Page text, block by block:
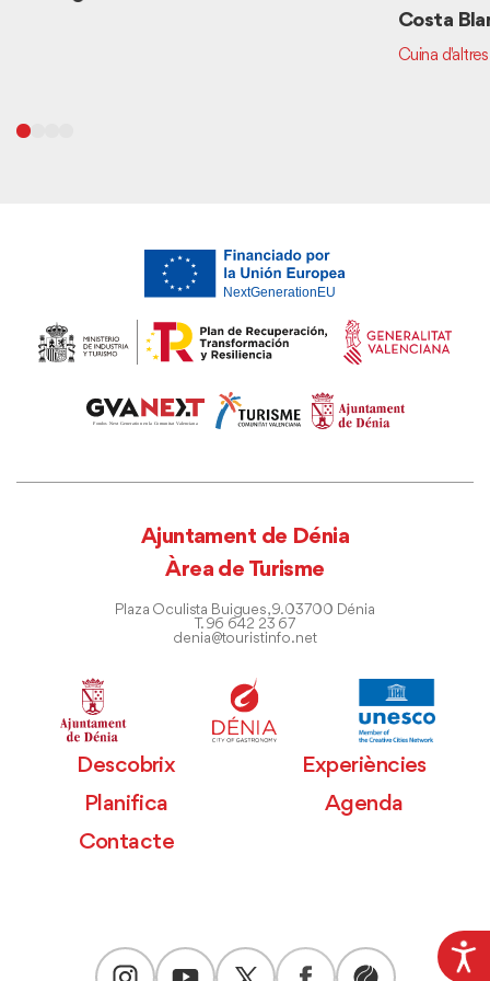
Costa
Cuina
Ajuntament de Dénia
Àrea de Turisme
Plaza Oculista Buigues, 9. 03700 Dénia
T. 96 642 23 67
denia@touristinfo.net
Descobrix
Experiències
Planifica
Agenda
Contacte